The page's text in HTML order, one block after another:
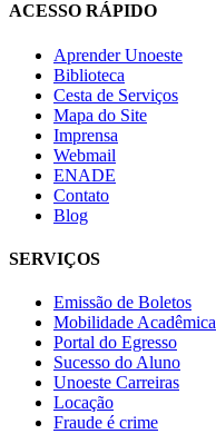
ACESSO RÁPIDO
Aprender Unoeste
Biblioteca
Cesta de Serviços
Mapa do Site
Imprensa
Webmail
ENADE
Contato
Blog
SERVIÇOS
Emissão de Boletos
Mobilidade Acadêmica
Portal do Egresso
Sucesso do Aluno
Unoeste Carreiras
Locação
Fraude é crime